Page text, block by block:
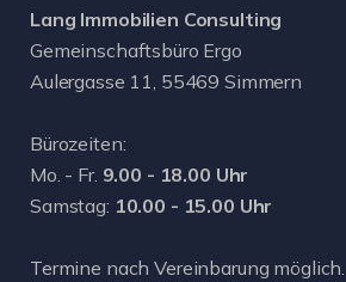
Lang Immobilien Consulting
Gemeinschaftsbüro Ergo
Aulergasse 11, 55469 Simmern
Bürozeiten:
Mo. - Fr. 9.00 - 18.00 Uhr
Samstag: 10.00 - 15.00 Uhr
Termine nach Vereinbarung möglich.